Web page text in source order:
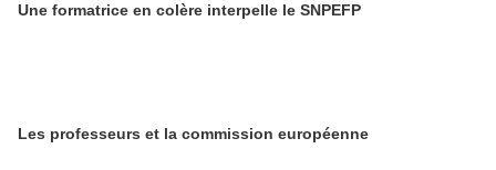
Une formatrice en colère interpelle le SNPEFP
Les professeurs et la commission européenne